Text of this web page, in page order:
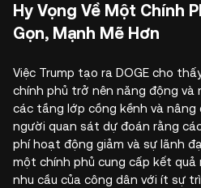
Hy Vọng Về Một Chính
Gọn, Mạnh Mẽ Hơn
Việc Trump tạo ra DOGE cho
chính phủ trở nên năng động và
các tầng lớp cồng kềnh và nâng
người quan sát dự đoán rằng
phí hoạt động giảm và sự lãnh
một chính phủ cung cấp kết quả
nhu cầu của công dân với ít sự